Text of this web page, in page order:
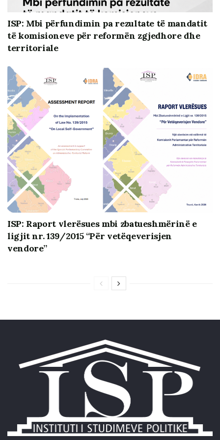
ISP: Mbi përfundimin pa rezultate të mandatit
të komisioneve për reformën zgjedhore dhe
territoriale
ISP: Raport vlerësues mbi zbatueshmërinë e
ligjit nr. 139/2015 “Për vetëqeverisjen
vendore”